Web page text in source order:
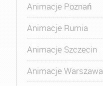
Animacje Poznań
Animacje Rumia
Animacje Szczecin
Animacje Warszawa